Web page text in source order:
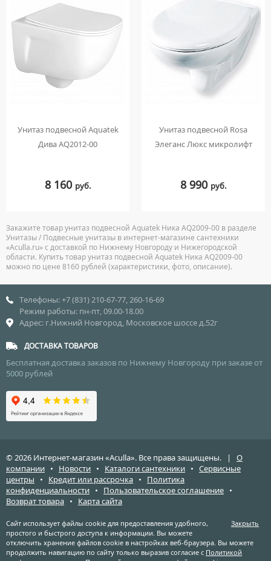
Унитаз подвесной Aquatek
Дива AQ2012-00
8 160 руб.
Унитаз подвесной Rosa
Элеганс Люкс микролифт
8 990 руб.
Закажите товар унитаз подвесной Aquatek Ника AQ2009-00 в разделе
Унитазы / Подвесные унитазы в интернет-магазине сантехники
«Aculla.ru» с доставкой по Нижнему Новгороду и Нижегородской
области. Купить товар унитаз подвесной Aquatek Ника AQ2009-00
можно по цене 8160 рублей (характеристики, фото, описание).
Телефоны: +7 (831) 210-67-77, 260-16-69
Режим работы: пн-пт, 09.00-18.00
Адрес: г.Нижний Новгород, Московское шоссе д.52г
ДОСТАВКА ТОВАРОВ
Бесплатная доставка заказов по Нижнему Новгороду при заказе от
5000 рублей
© 2026 Интернет-магазин «Aculla». Все права защищены. | О
компании • Новости • Каталоги сантехники • Сервисные
центры • Кредит или рассрочка • Политика
конфиденциальности • Пользовательское соглашение •
Возврат товара • Карта сайта
Закрыть
Сайт использует файлы cookie для предоставления удобного,
простого и быстрого доступа к информации. Вы можете
отключить хранение файлов cookie в настройках веб-браузера. Вы можете
продолжить навигацию по сайту только выразив согласие с Политикой